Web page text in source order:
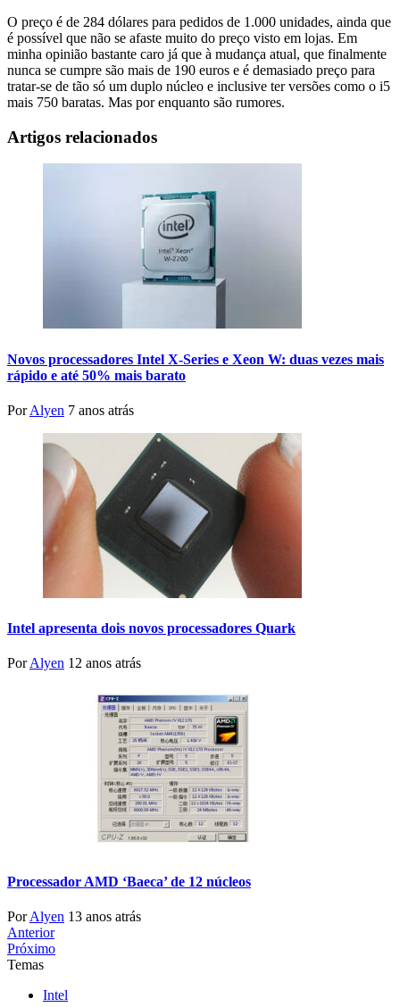
O preço é de 284 dólares para pedidos de 1.000 unidades, ainda que
é possível que não se afaste muito do preço visto em lojas. Em
minha opinião bastante caro já que à mudança atual, que finalmente
nunca se cumpre são mais de 190 euros e é demasiado preço para
tratar-se de tão só um duplo núcleo e inclusive ter versões como o i5
mais 750 baratas. Mas por enquanto são rumores.
Artigos relacionados
Novos processadores Intel X-Series e Xeon W: duas vezes mais
rápido e até 50% mais barato
PorAlyen 7 anos atrás
Intel apresenta dois novos processadores Quark
PorAlyen 12 anos atrás
Processador AMD ‘Baeca’ de 12 núcleos
PorAlyen 13 anos atrás
Anterior
Próximo
Temas
Intel